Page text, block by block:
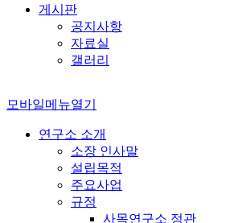
게시판
공지사항
자료실
갤러리
모바일메뉴열기
연구소 소개
소장 인사말
설립목적
주요사업
규정
사목연구소 정관